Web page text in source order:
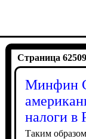
Страница
Минфин
налоги в
Таким